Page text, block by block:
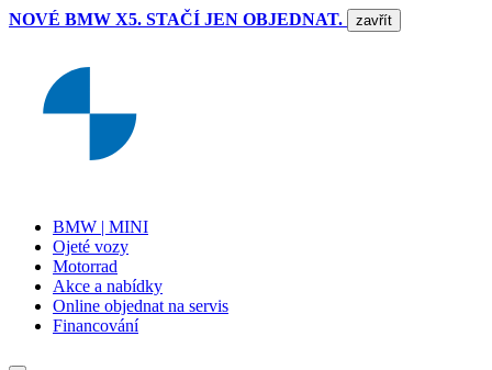
NOVÉ BMW X5. STAČÍ JEN OBJEDNAT. zavřít
BMW | MINI
Ojeté vozy
Motorrad
Akce a nabídky
Online objednat na servis
Financování